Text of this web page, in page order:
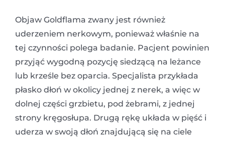
Objaw Goldflama zwany jest również
uderzeniem nerkowym, ponieważ właśnie na
tej czynności polega badanie. Pacjent powinien
przyjąć wygodną pozycję siedzącą na leżance
lub krześle bez oparcia. Specjalista przykłada
płasko dłoń w okolicy jednej z nerek, a więc w
dolnej części grzbietu, pod żebrami, z jednej
strony kręgosłupa. Drugą rękę układa w pięść i
uderza w swoją dłoń znajdującą się na ciele